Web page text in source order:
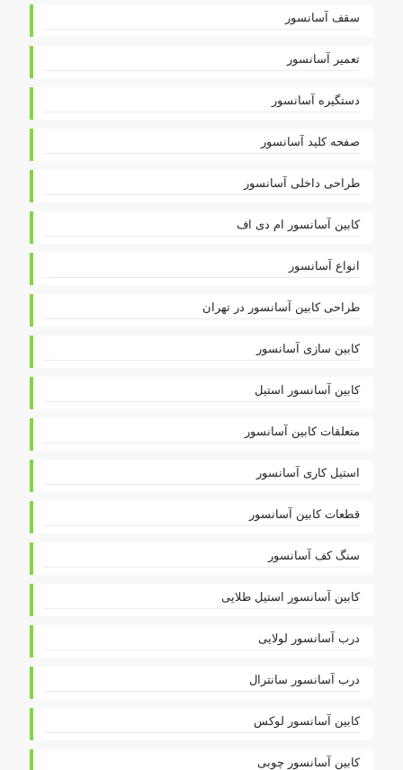
سقف آسانسور
تعمیر آسانسور
دستگیره آسانسور
صفحه کلید آسانسور
طراحی داخلی آسانسور
کابین آسانسور ام دی اف
انواع آسانسور
طراحی کابین آسانسور در تهران
کابین سازی آسانسور
کابین آسانسور استیل
متعلقات کابین آسانسور
استیل کاری آسانسور
قطعات کابین آسانسور
سنگ کف آسانسور
کابین آسانسور استیل طلایی
درب آسانسور لولایی
درب آسانسور سانترال
کابین آسانسور لوکس
کابین آسانسور چوبی